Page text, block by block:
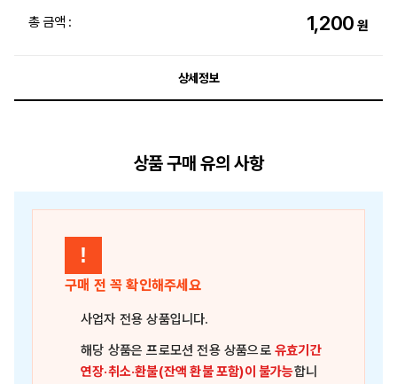
총 금액 : 1,200 원
상세정보
상품 구매 유의 사항
!
구매 전 꼭 확인해주세요
사업자 전용 상품입니다.
해당 상품은프로모션 전용 상품으로유효기간
연장·취소·환불(잔액 환불 포함)이 불가능합니